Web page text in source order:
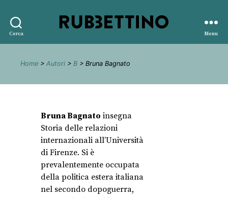
Cerca
editore
Menu
Home > Autori > B > Bruna Bagnato
Bruna Bagnato insegna
Storia delle relazioni
internazionali all’Università
di Firenze. Si è
prevalentemente occupata
della politica estera italiana
nel secondo dopoguerra,